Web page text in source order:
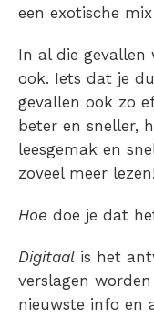
een exotische
In al die gevallen
ook. Iets dat je
gevallen ook zo
beter en sneller,
leesgemak en
zoveel meer lezen!
Hoe doe je dat
Digitaal is het
verslagen
nieuwste info en